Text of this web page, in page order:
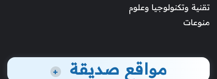
تقنية وتكنولوجيا وعلوم
منوعات
مواقع صديقة +